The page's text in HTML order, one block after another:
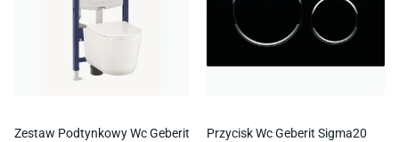
Zestaw Podtynkowy Wc Geberit
Przycisk Wc Geberit Sigma20